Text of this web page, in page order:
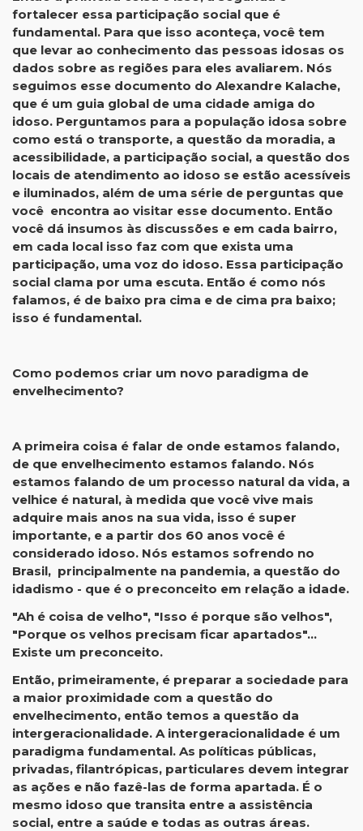
fortalecer essa participação social que é
fundamental. Para que isso aconteça, você tem
que levar ao conhecimento das pessoas idosas os
dados sobre as regiões para eles avaliarem. Nós
seguimos esse documento do Alexandre Kalache,
que é um guia global de uma cidade amiga do
idoso. Perguntamos para a população idosa sobre
como está o transporte, a questão da moradia, a
acessibilidade, a participação social, a questão dos
locais de atendimento ao idoso se estão acessíveis
e iluminados, além de uma série de perguntas que
você encontra ao visitar esse documento. Então
você dá insumos às discussões e em cada bairro,
em cada local isso faz com que exista uma
participação, uma voz do idoso. Essa participação
social clama por uma escuta. Então é como nós
falamos, é de baixo pra cima e de cima pra baixo;
isso é fundamental.
Como podemos criar um novo paradigma de
envelhecimento?
A primeira coisa é falar de onde estamos falando,
de que envelhecimento estamos falando. Nós
estamos falando de um processo natural da vida, a
velhice é natural, à medida que você vive mais
adquire mais anos na sua vida, isso é super
importante, e a partir dos 60 anos você é
considerado idoso. Nós estamos sofrendo no
Brasil, principalmente na pandemia, a questão do
idadismo - que é o preconceito em relação a idade.
"Ah é coisa de velho", "Isso é porque são velhos",
"Porque os velhos precisam ficar apartados"...
Existe um preconceito.
Então, primeiramente, é preparar a sociedade para
a maior proximidade com a questão do
envelhecimento, então temos a questão da
intergeracionalidade. A intergeracionalidade é um
paradigma fundamental. As políticas públicas,
privadas, filantrópicas, particulares devem integrar
as ações e não fazê-las de forma apartada. É o
mesmo idoso que transita entre a assistência
social, entre a saúde e todas as outras áreas.